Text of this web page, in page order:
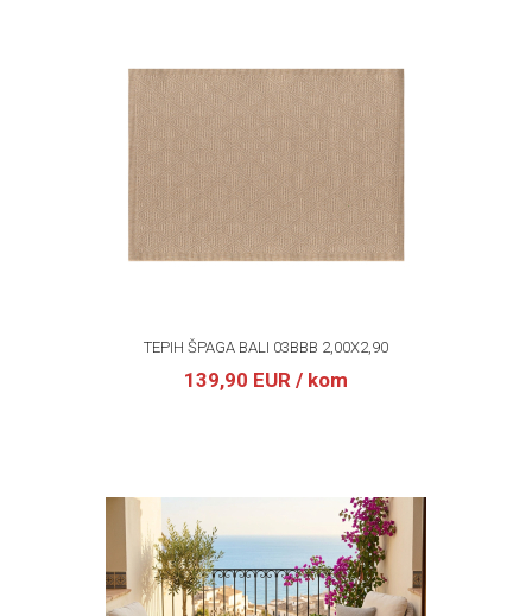
TEPIH ŠPAGA BALI 03BBB 2,00X2,90
139,90 EUR / kom